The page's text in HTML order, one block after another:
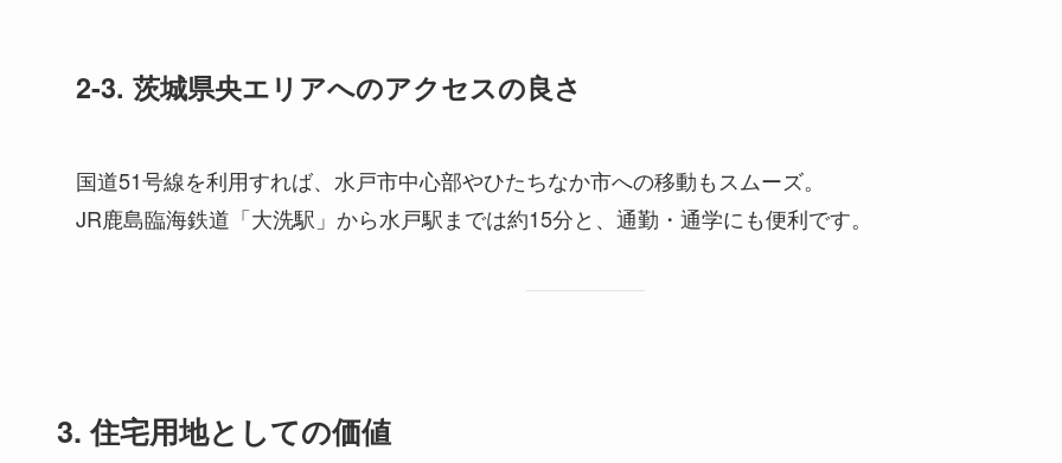
2-3. 茨城県央エリアへのアクセスの良さ
国道51号線を利用すれば、水戸市中心部やひたちなか市への移動もスムーズ。
JR鹿島臨海鉄道「大洗駅」から水戸駅までは約15分と、通勤・通学にも便利です。
3. 住宅用地としての価値